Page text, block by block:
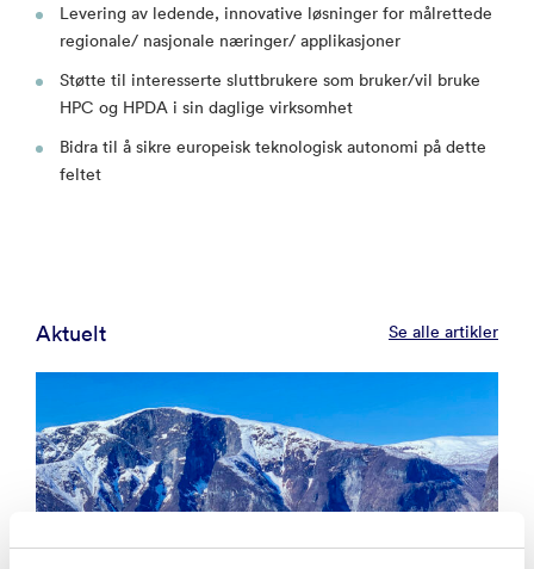
Levering av ledende, innovative løsninger for målrettede
regionale/ nasjonale næringer/ applikasjoner
Støtte til interesserte sluttbrukere som bruker/vil bruke
HPC og HPDA i sin daglige virksomhet
Bidra til å sikre europeisk teknologisk autonomi på dette
feltet
Aktuelt Se alle artikler